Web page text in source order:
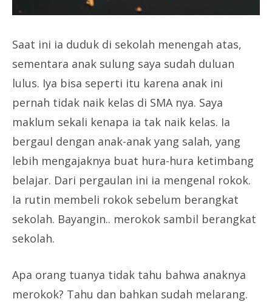
Saat ini ia duduk di sekolah menengah atas,
sementara anak sulung saya sudah duluan
lulus. Iya bisa seperti itu karena anak ini
pernah tidak naik kelas di SMA nya. Saya
maklum sekali kenapa ia tak naik kelas. Ia
bergaul dengan anak-anak yang salah, yang
lebih mengajaknya buat hura-hura ketimbang
belajar. Dari pergaulan ini ia mengenal rokok.
Ia rutin membeli rokok sebelum berangkat
sekolah. Bayangin.. merokok sambil berangkat
sekolah.
Apa orang tuanya tidak tahu bahwa anaknya
merokok? Tahu dan bahkan sudah melarang.